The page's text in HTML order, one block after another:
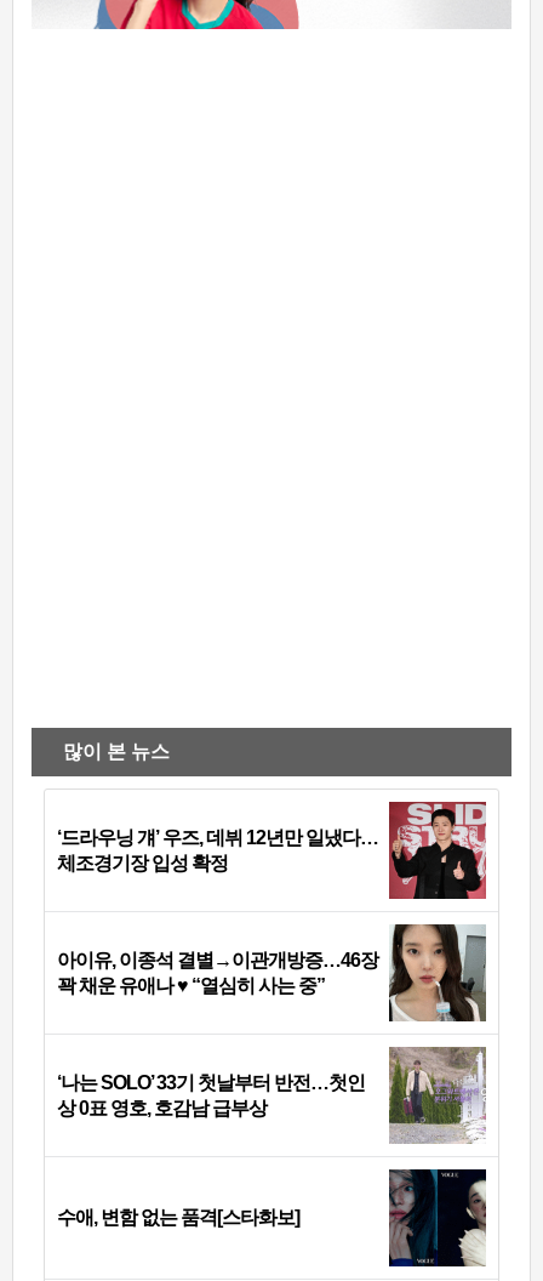
많이 본 뉴스
‘드라우닝 걔’ 우즈, 데뷔 12년만 일냈다…
체조경기장 입성 확정
아이유, 이종석 결별→이관개방증…46장
꽉 채운 유애나 ♥ “열심히 사는 중”
‘나는 SOLO’ 33기 첫날부터 반전…첫인
상 0표 영호, 호감남 급부상
수애, 변함 없는 품격[스타화보]